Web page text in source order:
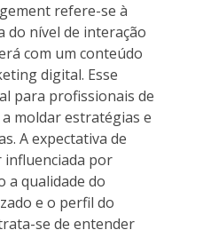
refere-se à
do nível de interação
com um conteúdo
digital. Esse
para profissionais de
moldar estratégias e
A expectativa de
influenciada por
a qualidade do
e o perfil do
se de entender